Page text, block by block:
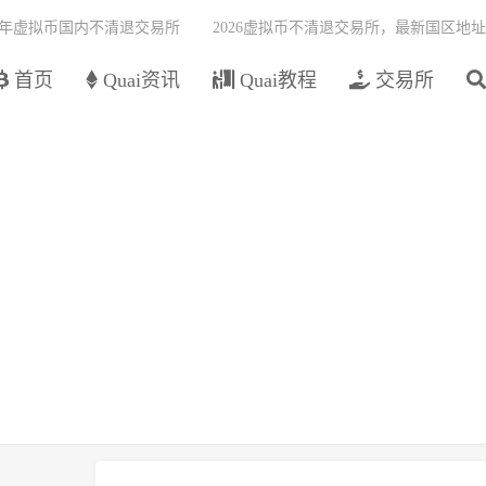
首页 Quai资讯 Quai教程 交易所
虚拟币国内不清退交易所 2026虚拟币不清退交易所，最新国区地址